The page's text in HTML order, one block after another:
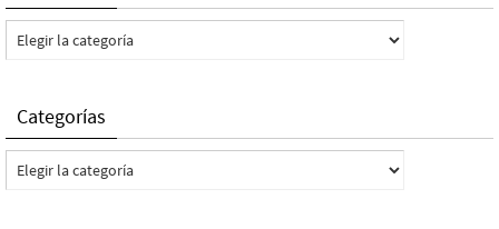
Categorías
Categorías
Categorías